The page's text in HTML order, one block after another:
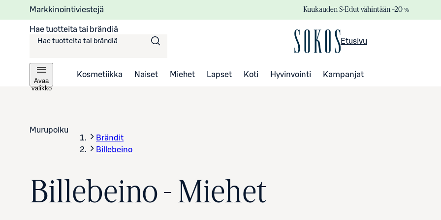
Markkinointiviestejä Kuukauden S-Edut vähintään –20 %
Hae tuotteita tai brändiä
Etusivu
Avaa
valikko
Kosmetiikka Naiset Miehet Lapset Koti Hyvinvointi Kampanjat
Murupolku
Brändit
Billebeino
Billebeino - Miehet